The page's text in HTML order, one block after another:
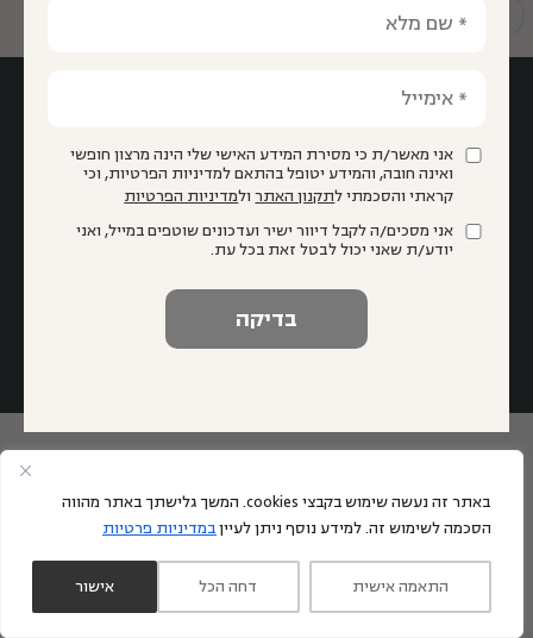
באתר זה נעשה שימוש בקבצי cookies. המשך גלישתך באתר מהווה
הסכמה לשימוש זה. למידע נוסף ניתן לעיין במדיניות פרטיות
התאמה אישית דחה הכל אישור
אני מאשר/ת כי מסירת המידע האישי שלי הינה מרצון חופשי
ואינה חובה, והמידע יטופל בהתאם למדיניות הפרטיות, וכי
קראתי והסכמתי לתקנון האתרולמדיניות הפרטיות
אני מסכים/ה לקבל דיוור ישיר ועדכונים שוטפים במייל, ואני
יודע/ת שאני יכול לבטל זאת בכל עת.
العربية
תשתיות להוראה איכותית
חובה, והמידע יטופל בהתאם למדיניות הפרטיות, וכי קראתי
והסכמתי לתקנון האתרול מדיניות הפרטיות
אני מסכים/ה לקבל דיוור ישיר ועדכונים שוטפים במייל, ואני יודע/ת
שאני יכול לבטל זאת בכל עת.